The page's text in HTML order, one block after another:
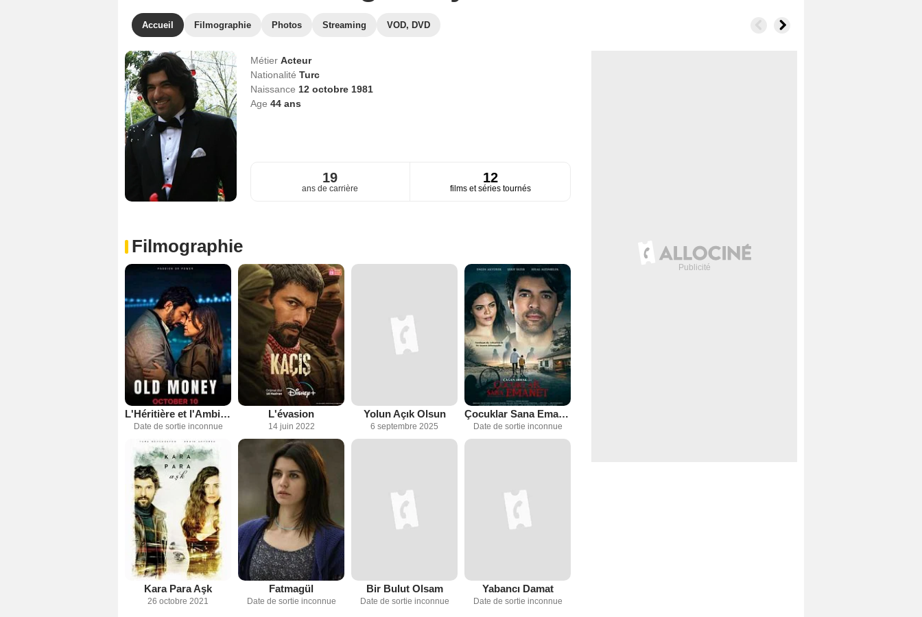
Accueil Filmographie Photos Streaming VOD, DVD
Métier Acteur
Nationalité Turc
Naissance 12 octobre 1981
Age 44ans
19
ans de carrière
12
films et séries tournés
Filmographie
L'Héritière et l'Ambitieux
Date de sortie inconnue
L'évasion
14 juin 2022
Yolun Açık Olsun
6 septembre 2025
Çocuklar Sana Emanet
Date de sortie inconnue
Kara Para Aşk
26 octobre 2021
Fatmagül
Date de sortie inconnue
Bir Bulut Olsam
Date de sortie inconnue
Yabancı Damat
Date de sortie inconnue